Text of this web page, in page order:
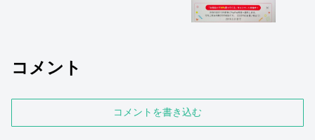
コメント
コメントを書き込む